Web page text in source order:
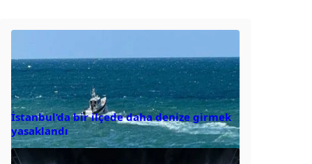
İstanbul’da bir ilçede daha denize girmek
yasaklandı